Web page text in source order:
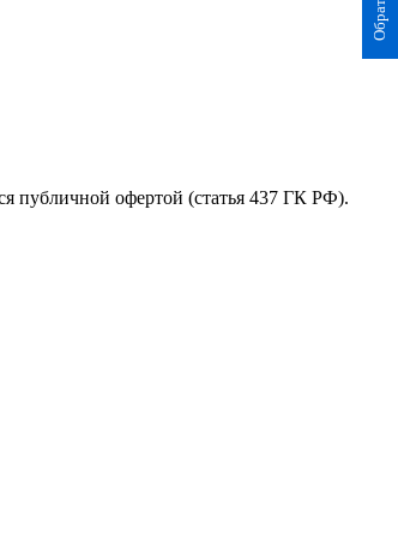
публичной офертой (статья 437 ГК РФ).